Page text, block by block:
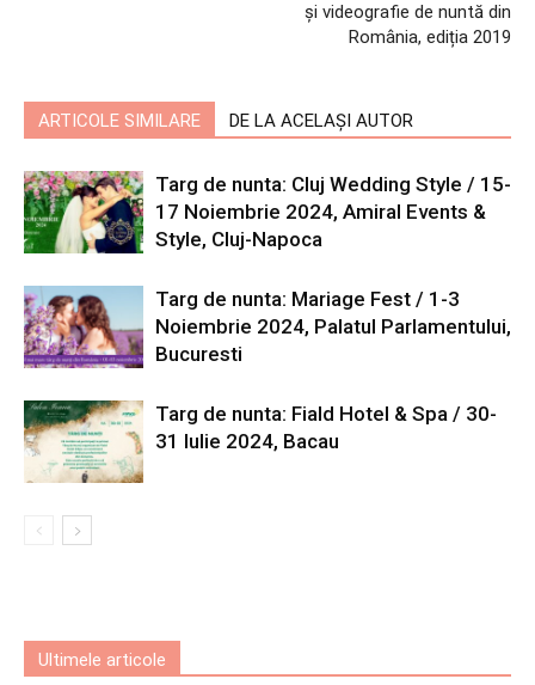
și videografie de nuntă din
România, ediția 2019
ARTICOLE SIMILARE DE LA ACELAȘI AUTOR
Targ de nunta: Cluj Wedding Style / 15-
17 Noiembrie 2024, Amiral Events &
Style, Cluj-Napoca
Targ de nunta: Mariage Fest / 1-3
Noiembrie 2024, Palatul Parlamentului,
Bucuresti
Targ de nunta: Fiald Hotel & Spa / 30-
31 Iulie 2024, Bacau
Ultimele articole